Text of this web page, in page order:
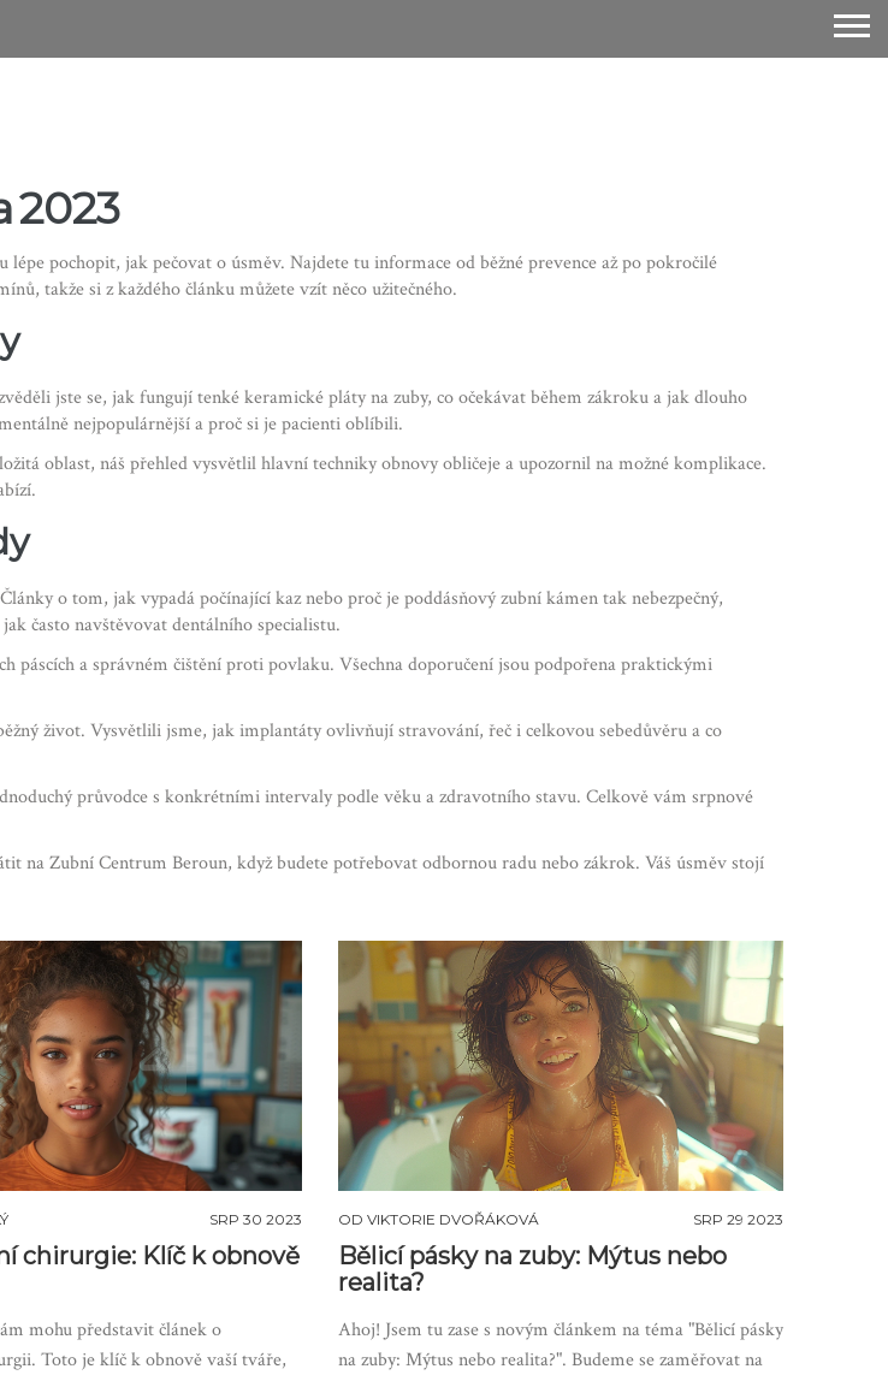
2023
pochopit, jak pečovat o úsměv. Najdete tu informace od běžné prevence až po pokročilé
takže si z každého článku můžete vzít něco užitečného.
jste se, jak fungují tenké keramické pláty na zuby, co očekávat během zákroku a jak dlouho
nejpopulárnější a proč si je pacienti oblíbili.
oblast, náš přehled vysvětlil hlavní techniky obnovy obličeje a upozornil na možné komplikace.
o tom, jak vypadá počínající kaz nebo proč je poddásňový zubní kámen tak nebezpečný,
často navštěvovat dentálního specialistu.
páscích a správném čištění proti povlaku. Všechna doporučení jsou podpořena praktickými
život. Vysvětlili jsme, jak implantáty ovlivňují stravování, řeč i celkovou sebedůvěru a co
průvodce s konkrétními intervaly podle věku a zdravotního stavu. Celkově vám srpnové
na Zubní Centrum Beroun, když budete potřebovat odbornou radu nebo zákrok. Váš úsměv stojí
SRP 30 2023
chirurgie: Klíč k obnově
mohu představit článek o
Toto je klíč k obnově vaší tváře,
OD VIKTORIE DVOŘÁKOVÁ SRP 29 2023
Bělicí pásky na zuby: Mýtus nebo
realita?
Ahoj! Jsem tu zase s novým článkem na téma "Bělicí pásky
na zuby: Mýtus nebo realita?". Budeme se zaměřovat na